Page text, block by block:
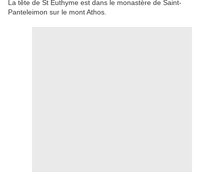
La tête de St Euthyme est dans le monastère de Saint-
Panteleimon sur le montAthos